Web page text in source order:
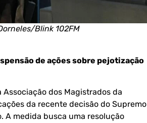
Blink 102FM
de ações sobre pejotização
dos Magistrados da
da recente decisão do Supremo
A medida busca uma resolução